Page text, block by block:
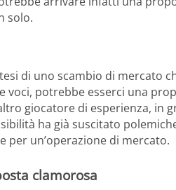
solo.
di uno scambio di mercato
voci, potrebbe esserci una
giocatore di esperienza, in
ha già suscitato
per un’operazione di mercato.
clamorosa